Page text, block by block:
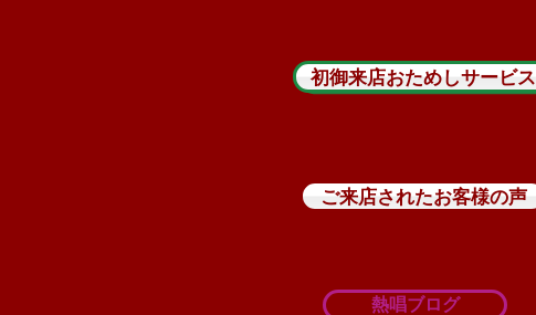
初御来店おためしサービス
ご来店されたお客様の声
熱唱ブログ